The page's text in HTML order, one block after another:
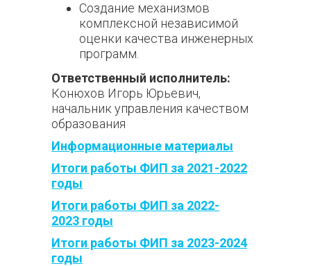
Создание механизмов
комплексной независимой
оценки качества инженерных
программ.
Ответственный исполнитель:
Конюхов Игорь Юрьевич,
начальник управления качеством
образования
Информационные материалы
Итоги работы ФИП за 2021-2022
годы
Итоги работы ФИП за 2022-
2023 годы
Итоги работы ФИП за 2023-2024
годы